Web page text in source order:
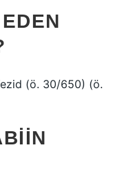
(ö. 30/650) (ö.